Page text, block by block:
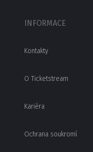
INFORMACE
Kontakty
O Ticketstream
Kariéra
Ochrana soukromí